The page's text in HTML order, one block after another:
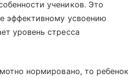
учеников. Это
эффективному усвоению
уровень стресса
нормировано, то ребенок